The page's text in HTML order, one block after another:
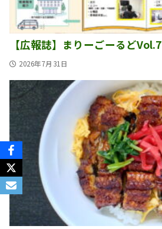
【広報誌】まりーごーるどVol.7
2026年7月31日